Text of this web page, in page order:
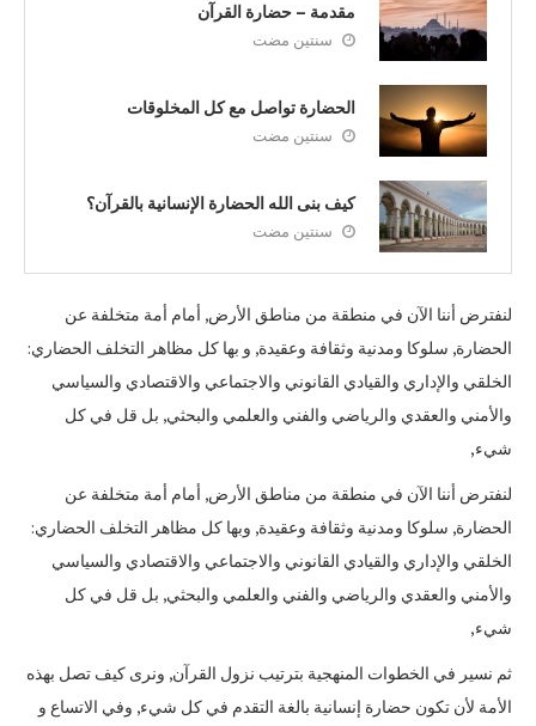
مقدمة – حضارة القرآن
سنتين مضت
الحضارة تواصل مع كل المخلوقات
سنتين مضت
كيف بنى الله الحضارة الإنسانية بالقرآن؟
سنتين مضت
لنفترض أننا الآن في منطقة من مناطق الأرض, أمام أمة متخلفة عن
الحضارة, سلوكا ومدنية وثقافة وعقيدة, و بها كل مظاهر التخلف الحضاري:
الخلقي والإداري والقيادي القانوني والاجتماعي والاقتصادي والسياسي
والأمني والعقدي والرياضي والفني والعلمي والبحثي, بل قل في كل
شيء,
لنفترض أننا الآن في منطقة من مناطق الأرض, أمام أمة متخلفة عن
الحضارة, سلوكا ومدنية وثقافة وعقيدة, وبها كل مظاهر التخلف الحضاري:
الخلقي والإداري والقيادي القانوني والاجتماعي والاقتصادي والسياسي
والأمني والعقدي والرياضي والفني والعلمي والبحثي, بل قل في كل
شيء,
ثم نسير في الخطوات المنهجية بترتيب نزول القرآن, ونرى كيف تصل بهذه
الأمة لأن تكون حضارة إنسانية بالغة التقدم في كل شيء, وفي الاتساع و